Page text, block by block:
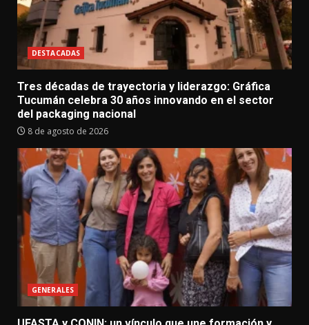
DESTACADAS
Tres décadas de trayectoria y liderazgo: Gráfica
Tucumán celebra 30 años innovando en el sector
del packaging nacional
8 de agosto de 2026
GENERALES